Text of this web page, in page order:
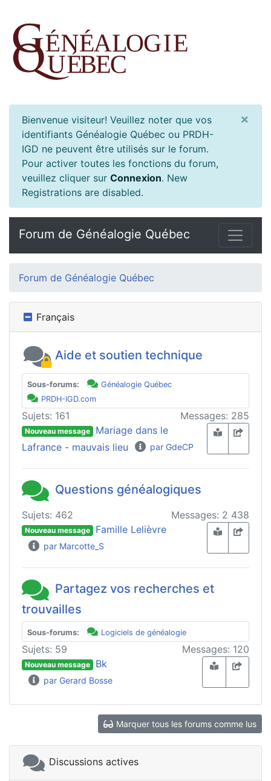
Bienvenue visiteur! Veuillez noter que vos
identifiants Généalogie Québec ou PRDH-
IGD ne peuvent être utilisés sur le forum.
Pour activer toutes les fonctions du forum,
veuillez cliquer sur Connexion. New
Registrations are disabled.
×
Forum de Généalogie Québec
Forum de Généalogie Québec
Français
Aide et soutien technique
Sous-forums:
Généalogie Québec
PRDH-IGD.com
Sujets: 161 Messages: 285
Nouveau message
Mariage dans le
Lafrance - mauvais lieu
par GdeCP
Questions généalogiques
Sujets: 462 Messages: 2 438
Nouveau message Famille Lelièvre
par Marcotte_S
Partagez vos recherches et
trouvailles
Sous-forums: Logiciels de généalogie
Sujets: 59 Messages: 120
Nouveau message Bk
par Gerard Bosse
Marquer tous les forums comme lus
Discussions actives